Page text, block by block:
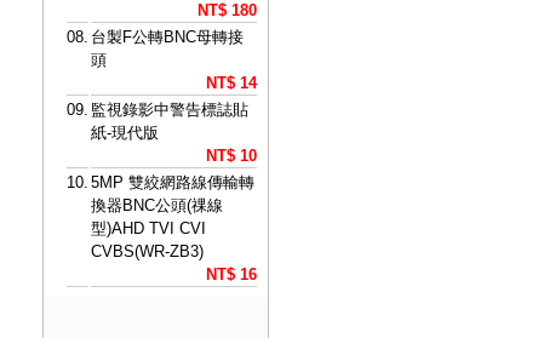
NT$ 180
08. 台製F公轉BNC母轉接
頭
NT$ 14
09. 監視錄影中警告標誌貼
紙-現代版
NT$ 10
10. 5MP 雙絞網路線傳輸轉
換器BNC公頭(祼線
型)AHD TVI CVI
CVBS(WR-ZB3)
NT$ 16